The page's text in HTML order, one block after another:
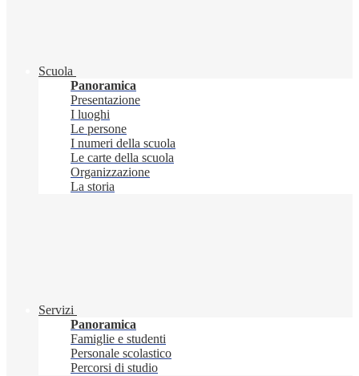
Scuola
Panoramica
Presentazione
I luoghi
Le persone
I numeri della scuola
Le carte della scuola
Organizzazione
La storia
Servizi
Panoramica
Famiglie e studenti
Personale scolastico
Percorsi di studio